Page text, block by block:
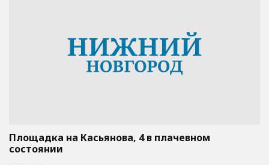
Площадка на Касьянова, 4 в плачевном
состоянии